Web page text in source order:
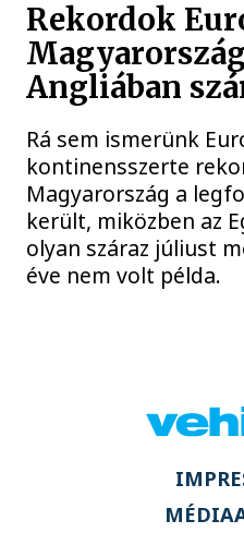
Rekordok
Angliában
Rá sem ismerünk
kontinensszerte
Magyarország a
került, miközben az
olyan száraz júliust
éve nem volt példa.